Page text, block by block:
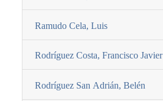
Ramudo Cela, Luis
Rodrí­guez Costa, Francisco Javier
Rodrí­guez San Adrián, Belén